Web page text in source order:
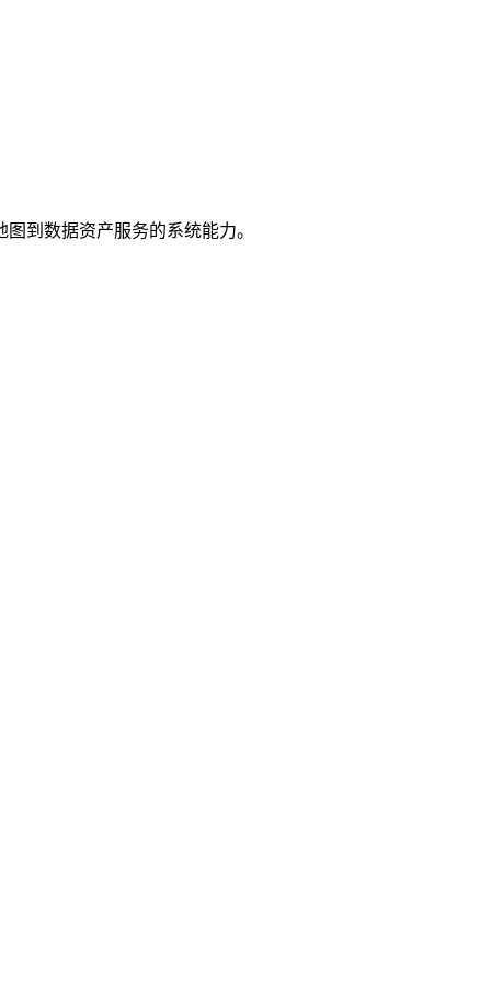
到数据资产服务的系统能力。